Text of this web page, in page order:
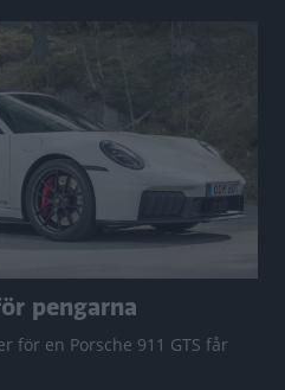
pengarna
för en Porsche 911 GTS får